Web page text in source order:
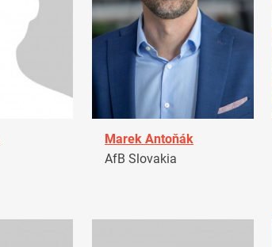
Marek Antoňák
AfB Slovakia